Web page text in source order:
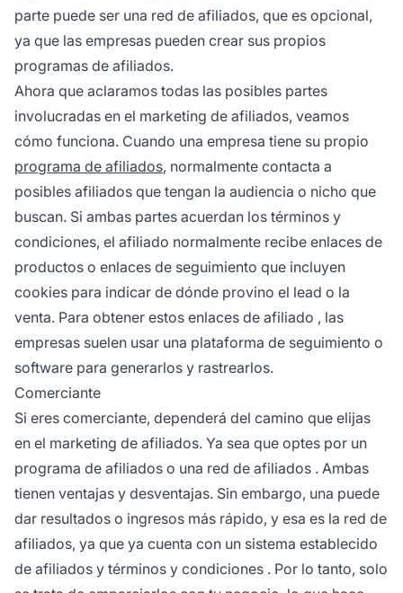
parte puede ser una red de afiliados, que es opcional,
ya que las empresas pueden crear sus propios
programas de afiliados.
Ahora que aclaramos todas las posibles partes
involucradas en el marketing de afiliados, veamos
cómo funciona. Cuando una empresa tiene su propio
programa de afiliados, normalmente contacta a
posibles afiliados que tengan la audiencia o nicho que
buscan. Si ambas partes acuerdan los términos y
condiciones, el afiliado normalmente recibe enlaces de
productos o enlaces de seguimiento que incluyen
cookies para indicar de dónde provino el lead o la
venta. Para obtener estos enlaces de afiliado , las
empresas suelen usar una plataforma de seguimiento o
software para generarlos y rastrearlos.
Comerciante
Si eres comerciante, dependerá del camino que elijas
en el marketing de afiliados. Ya sea que optes por un
programa de afiliados o una red de afiliados . Ambas
tienen ventajas y desventajas. Sin embargo, una puede
dar resultados o ingresos más rápido, y esa es la red de
afiliados, ya que ya cuenta con un sistema establecido
de afiliados y términos y condiciones . Por lo tanto, solo